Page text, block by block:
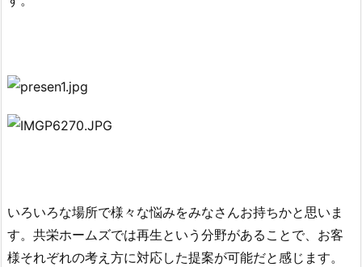
いろいろな場所で様々な悩みをみなさんお持ちかと思いま
す。 共栄ホームズでは再生という分野があることで、お客
様それぞれの考え方に対応した提案が可能だと感じます。